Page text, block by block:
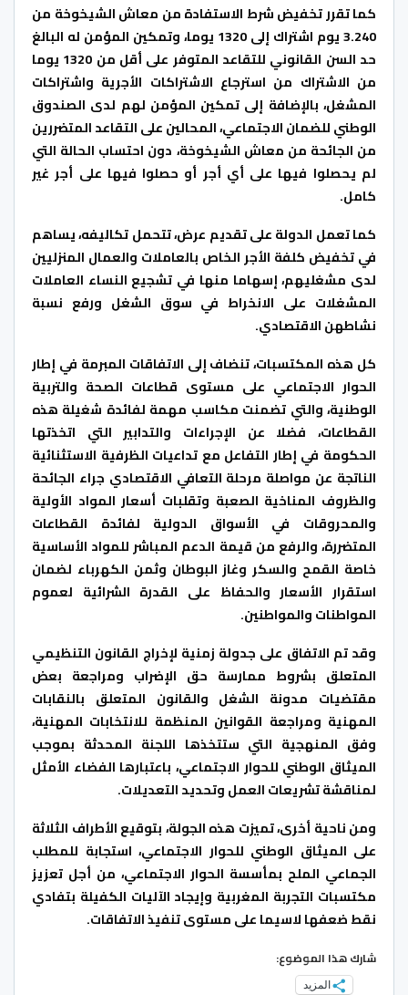
كما تقرر تخفيض شرط الاستفادة من معاش الشيخوخة من
3.240 يوم اشتراك إلى 1320 يوما، وتمكين المؤمن له البالغ
حد السن القانوني للتقاعد المتوفر على أقل من 1320 يوما
من الاشتراك من استرجاع الاشتراكات الأجرية واشتراكات
المشغل، بالإضافة إلى تمكين المؤمن لهم لدى الصندوق
الوطني للضمان الاجتماعي، المحالين على التقاعد المتضررين
من الجائحة من معاش الشيخوخة، دون احتساب الحالة التي
لم يحصلوا فيها على أي أجر أو حصلوا فيها على أجر غير
كامل.
كما تعمل الدولة على تقديم عرض، تتحمل تكاليفه، يساهم
في تخفيض كلفة الأجر الخاص بالعاملات والعمال المنزليين
لدى مشغليهم، إسهاما منها في تشجيع النساء العاملات
المشغلات على الانخراط في سوق الشغل ورفع نسبة
نشاطهن الاقتصادي.
كل هذه المكتسبات، تنضاف إلى الاتفاقات المبرمة في إطار
الحوار الاجتماعي على مستوى قطاعات الصحة والتربية
الوطنية، والتي تضمنت مكاسب مهمة لفائدة شغيلة هذه
القطاعات، فضلا عن الإجراءات والتدابير التي اتخذتها
الحكومة في إطار التفاعل مع تداعيات الظرفية الاستثنائية
الناتجة عن مواصلة مرحلة التعافي الاقتصادي جراء الجائحة
والظروف المناخية الصعبة وتقلبات أسعار المواد الأولية
والمحروقات في الأسواق الدولية لفائدة القطاعات
المتضررة، والرفع من قيمة الدعم المباشر للمواد الأساسية
خاصة القمح والسكر وغاز البوطان وثمن الكهرباء لضمان
استقرار الأسعار والحفاظ على القدرة الشرائية لعموم
المواطنات والمواطنين.
وقد تم الاتفاق على جدولة زمنية لإخراج القانون التنظيمي
المتعلق بشروط ممارسة حق الإضراب ومراجعة بعض
مقتضيات مدونة الشغل والقانون المتعلق بالنقابات
المهنية ومراجعة القوانين المنظمة للانتخابات المهنية،
وفق المنهجية التي ستتخذها اللجنة المحدثة بموجب
الميثاق الوطني للحوار الاجتماعي، باعتبارها الفضاء الأمثل
لمناقشة تشريعات العمل وتحديد التعديلات.
ومن ناحية أخرى، تميزت هذه الجولة، بتوقيع الأطراف الثلاثة
على الميثاق الوطني للحوار الاجتماعي، استجابة للمطلب
الجماعي الملح بمأسسة الحوار الاجتماعي، من أجل تعزيز
مكتسبات التجربة المغربية وإيجاد الآليات الكفيلة بتفادي
نقط ضعفها لاسيما على مستوى تنفيذ الاتفاقات.
شارك هذا الموضوع:
المزيد